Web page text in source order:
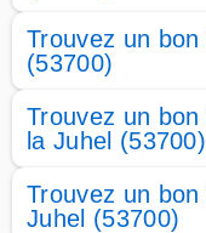
Trouvez un bon
(53700)
Trouvez un
la Juhel (53700)
Trouvez un
Juhel (53700)